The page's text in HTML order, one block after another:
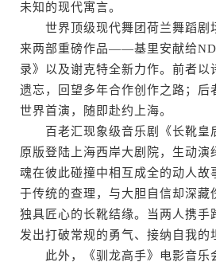
未知的现代寓言。
世界顶级现代舞团荷兰舞蹈剧
来两部重磅作品——基里安献给
录》以及谢克特全新力作。前者以
遗忘，回望多年合作创作之路；后
世界首演，随即赴约上海。
百老汇现象级音乐剧《长靴皇
原版登陆上海西岸大剧院，生动演
魂在彼此碰撞中相互成全的动人
于传统的查理，与大胆自信却深藏
独具匠心的长靴结缘。当两人携手
发出打破常规的勇气、接纳自我的
此外，《驯龙高手》电影音乐